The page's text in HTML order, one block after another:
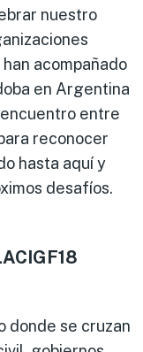
nuestro
acompañado
en Argentina
entre
reconocer
hasta aquí y
desafíos.
donde se cruzan